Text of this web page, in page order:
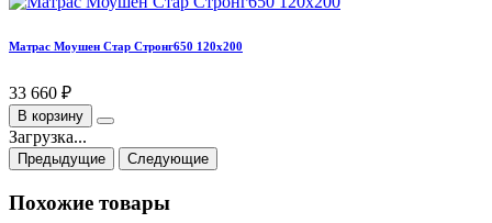
Матрас Моушен Стар Стронг650 120х200
33 660 ₽
В корзину
Загрузка...
Предыдущие Следующие
Похожие товары